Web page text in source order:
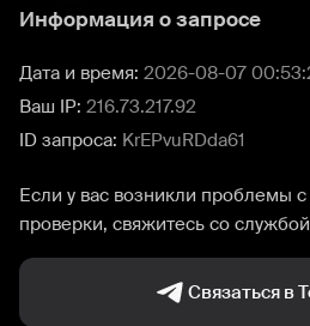
Информация о запросе
Дата и время: 2026-08-07
Ваш IP: 216.73.217.92
ID запроса: KrEPvuRDda61
Если у вас возникли проблемы
проверки, свяжитесь со
Связаться в